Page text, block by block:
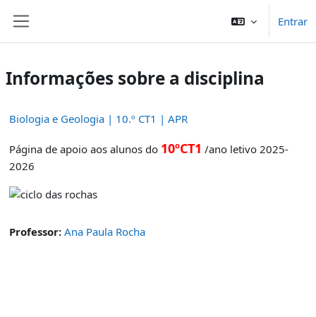
Entrar
Informações sobre a disciplina
Biologia e Geologia | 10.º CT1 | APR
Página de apoio aos alunos do 10ºCT1 /ano letivo 2025-
2026
Professor: Ana Paula Rocha